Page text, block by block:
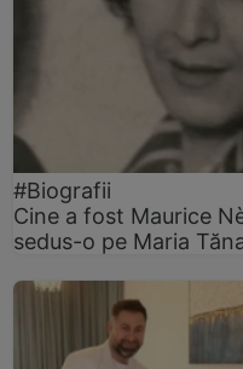
#Biografii
Cine a fost Maurice
sedus-o pe Maria